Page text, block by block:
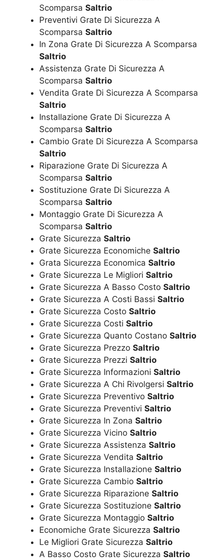
Scomparsa Saltrio
Preventivi Grate Di Sicurezza A
Scomparsa Saltrio
In Zona Grate Di Sicurezza A Scomparsa
Saltrio
Assistenza Grate Di Sicurezza A
Scomparsa Saltrio
Vendita Grate Di Sicurezza A Scomparsa
Saltrio
Installazione Grate Di Sicurezza A
Scomparsa Saltrio
Cambio Grate Di Sicurezza A Scomparsa
Saltrio
Riparazione Grate Di Sicurezza A
Scomparsa Saltrio
Sostituzione Grate Di Sicurezza A
Scomparsa Saltrio
Montaggio Grate Di Sicurezza A
Scomparsa Saltrio
Grate Sicurezza Saltrio
Grate Sicurezza Economiche Saltrio
Grata Sicurezza Economica Saltrio
Grate Sicurezza Le Migliori Saltrio
Grate Sicurezza A Basso Costo Saltrio
Grate Sicurezza A Costi Bassi Saltrio
Grate Sicurezza Costo Saltrio
Grate Sicurezza Costi Saltrio
Grate Sicurezza Quanto Costano Saltrio
Grate Sicurezza Prezzo Saltrio
Grate Sicurezza Prezzi Saltrio
Grate Sicurezza Informazioni Saltrio
Grate Sicurezza A Chi Rivolgersi Saltrio
Grate Sicurezza Preventivo Saltrio
Grate Sicurezza Preventivi Saltrio
Grate Sicurezza In Zona Saltrio
Grate Sicurezza Vicino Saltrio
Grate Sicurezza Assistenza Saltrio
Grate Sicurezza Vendita Saltrio
Grate Sicurezza Installazione Saltrio
Grate Sicurezza Cambio Saltrio
Grate Sicurezza Riparazione Saltrio
Grate Sicurezza Sostituzione Saltrio
Grate Sicurezza Montaggio Saltrio
Economiche Grate Sicurezza Saltrio
Le Migliori Grate Sicurezza Saltrio
A Basso Costo Grate Sicurezza Saltrio